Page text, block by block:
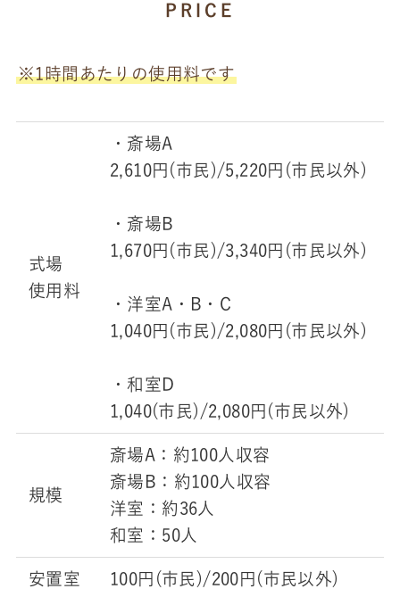
PRICE
※1時間あたりの使用料です
式場
使用料
・斎場A
2,610円(市民)/5,220円(市民以外)
・斎場B
1,670円(市民)/3,340円(市民以外)
・洋室A・B・C
1,040円(市民)/2,080円(市民以外)
・和室D
1,040(市民)/2,080円(市民以外)
規模
斎場A：約100人収容
斎場B：約100人収容
洋室：約36人
和室：50人
安置室 100円(市民)/200円(市民以外)